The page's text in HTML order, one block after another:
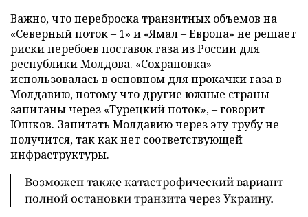
Важно, что переброска транзитных объемов на
«Северный поток – 1» и «Ямал – Европа» не решает
риски перебоев поставок газа из России для
республики Молдова. «Сохрановка»
использовалась в основном для прокачки газа в
Молдавию, потому что другие южные страны
запитаны через «Турецкий поток», – говорит
Юшков. Запитать Молдавию через эту трубу не
получится, так как нет соответствующей
инфраструктуры.
Возможен также катастрофический вариант
полной остановки транзита через Украину.